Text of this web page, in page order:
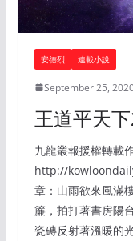
安德烈 連載小說
September 25,
王道平天
九龍叢報援權轉載
http://
章：山雨欲來風滿
簾，拍打著書房陽
瓷磚反射著溫暖的